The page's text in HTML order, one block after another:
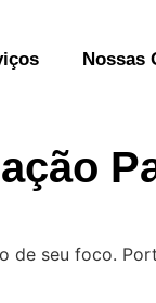
Nossas
de seu foco.